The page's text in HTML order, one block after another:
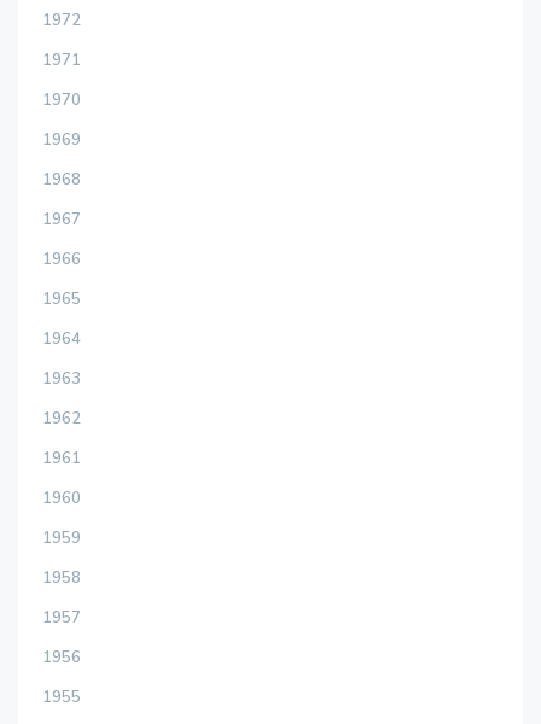
1972
1971
1970
1969
1968
1967
1966
1965
1964
1963
1962
1961
1960
1959
1958
1957
1956
1955